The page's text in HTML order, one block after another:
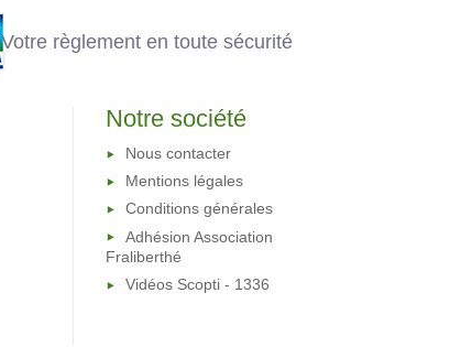
Votre règlement en toute sécurité
Notre société
Nous contacter
Mentions légales
Conditions générales
Adhésion Association
Fraliberthé
Vidéos Scopti - 1336